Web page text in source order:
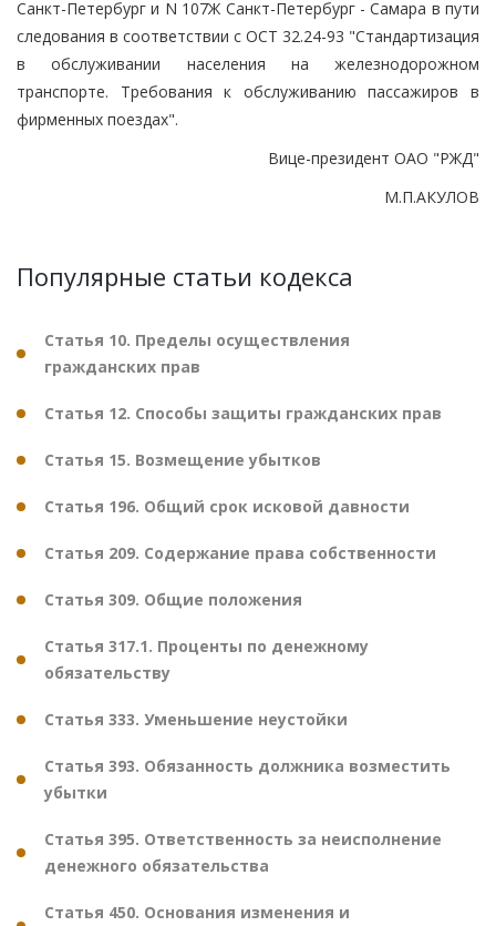
Санкт-Петербург и N 107Ж Санкт-Петербург - Самара в пути
следования в соответствии с ОСТ 32.24-93 "Стандартизация
в обслуживании населения на железнодорожном
транспорте. Требования к обслуживанию пассажиров в
фирменных поездах".
Вице-президент ОАО "РЖД"
М.П.АКУЛОВ
Популярные статьи кодекса
Статья 10. Пределы осуществления
гражданских прав
Статья 12. Способы защиты гражданских прав
Статья 15. Возмещение убытков
Статья 196. Общий срок исковой давности
Статья 209. Содержание права собственности
Статья 309. Общие положения
Статья 317.1. Проценты по денежному
обязательству
Статья 333. Уменьшение неустойки
Статья 393. Обязанность должника возместить
убытки
Статья 395. Ответственность за неисполнение
денежного обязательства
Статья 450. Основания изменения и